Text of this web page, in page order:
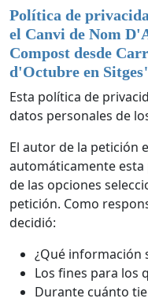
Política de
el Canvi de Nom
Compost desde
d'Octubre en Sitges
Esta política de
datos personales de
El autor de la petición
automáticamente
de las opciones
petición. Como
decidió:
¿Qué información
Los fines para los
Durante cuánto